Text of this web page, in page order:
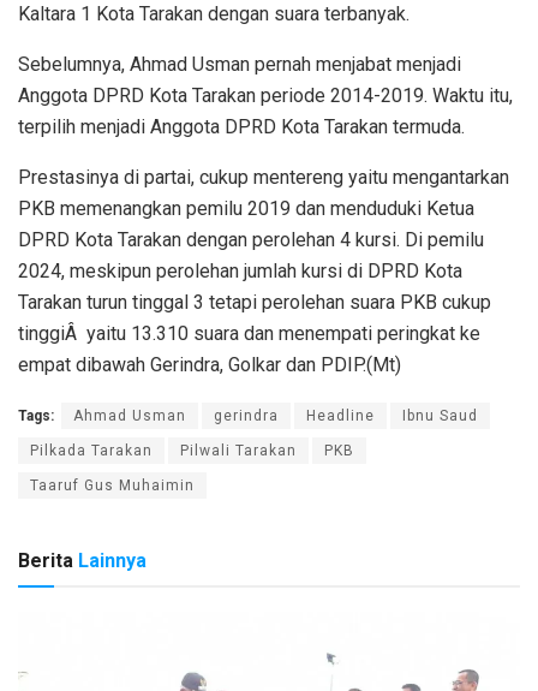
Kaltara 1 Kota Tarakan dengan suara terbanyak.
Sebelumnya, Ahmad Usman pernah menjabat menjadi
Anggota DPRD Kota Tarakan periode 2014-2019. Waktu itu,
terpilih menjadi Anggota DPRD Kota Tarakan termuda.
Prestasinya di partai, cukup mentereng yaitu mengantarkan
PKB memenangkan pemilu 2019 dan menduduki Ketua
DPRD Kota Tarakan dengan perolehan 4 kursi. Di pemilu
2024, meskipun perolehan jumlah kursi di DPRD Kota
Tarakan turun tinggal 3 tetapi perolehan suara PKB cukup
tinggiÂ yaitu 13.310 suara dan menempati peringkat ke
empat dibawah Gerindra, Golkar dan PDIP.(Mt)
Tags: Ahmad Usman gerindra Headline Ibnu Saud
Pilkada Tarakan Pilwali Tarakan PKB
Taaruf Gus Muhaimin
Berita Lainnya